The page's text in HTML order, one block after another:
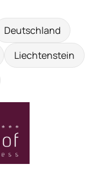
Deutschland
Liechtenstein